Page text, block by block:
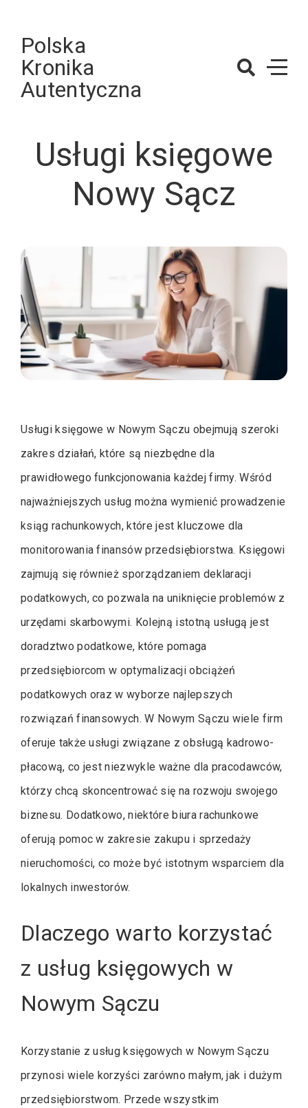
contentPolska
Kronika
Autentyczna
Usługi księgowe
Nowy Sącz
Usługi księgowe w Nowym Sączu obejmują szeroki
zakres działań, które są niezbędne dla
prawidłowego funkcjonowania każdej firmy. Wśród
najważniejszych usług można wymienić prowadzenie
ksiąg rachunkowych, które jest kluczowe dla
monitorowania finansów przedsiębiorstwa. Księgowi
zajmują się również sporządzaniem deklaracji
podatkowych, co pozwala na uniknięcie problemów z
urzędami skarbowymi. Kolejną istotną usługą jest
doradztwo podatkowe, które pomaga
przedsiębiorcom w optymalizacji obciążeń
podatkowych oraz w wyborze najlepszych
rozwiązań finansowych. W Nowym Sączu wiele firm
oferuje także usługi związane z obsługą kadrowo-
płacową, co jest niezwykle ważne dla pracodawców,
którzy chcą skoncentrować się na rozwoju swojego
biznesu. Dodatkowo, niektóre biura rachunkowe
oferują pomoc w zakresie zakupu i sprzedaży
nieruchomości, co może być istotnym wsparciem dla
lokalnych inwestorów.
Dlaczego warto korzystać
z usług księgowych w
Nowym Sączu
Korzystanie z usług księgowych w Nowym Sączu
przynosi wiele korzyści zarówno małym, jak i dużym
przedsiębiorstwom. Przede wszystkim